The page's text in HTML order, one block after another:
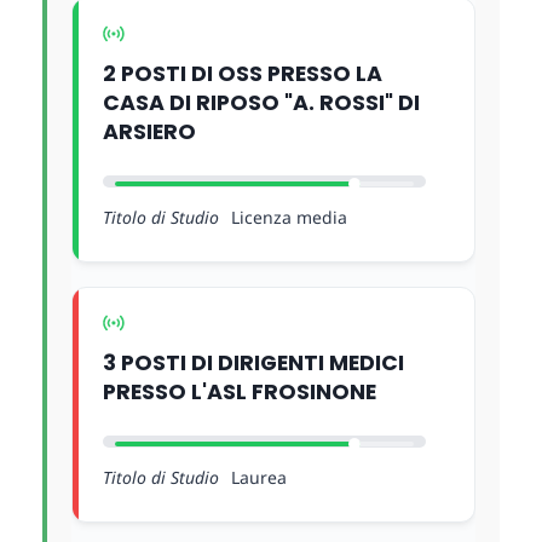
2 POSTI DI OSS PRESSO LA
CASA DI RIPOSO "A. ROSSI" DI
ARSIERO
Titolo di Studio Licenza media
3 POSTI DI DIRIGENTI MEDICI
PRESSO L'ASL FROSINONE
Titolo di Studio Laurea